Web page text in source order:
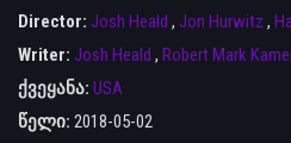
Director: Josh Heald , Jon Hurwitz ,
Writer: Josh Heald , Robert Mark
ქვეყანა: USA
წელი: 2018-05-02